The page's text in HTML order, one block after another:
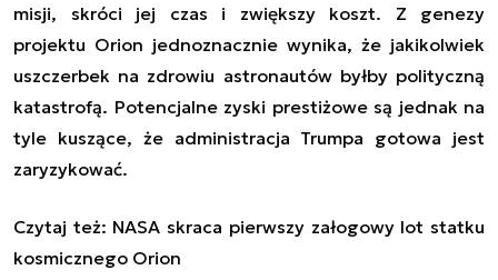
misji, skróci jej czas i zwiększy koszt. Z genezy
projektu Orion jednoznacznie wynika, że jakikolwiek
uszczerbek na zdrowiu astronautów byłby polityczną
katastrofą. Potencjalne zyski prestiżowe są jednak na
tyle kuszące, że administracja Trumpa gotowa jest
zaryzykować.
Czytaj też: NASA skraca pierwszy załogowy lot statku
kosmicznego Orion